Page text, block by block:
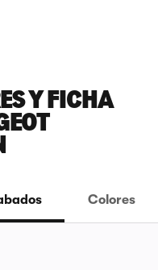
Y FICHA
Colores